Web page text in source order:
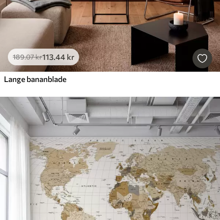
189.07kr113.44 kr
Lange bananblade